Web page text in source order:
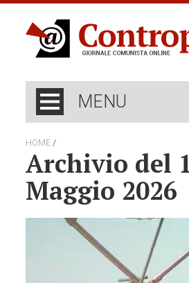
MENU
HOME /
Archivio del
Maggio 2026